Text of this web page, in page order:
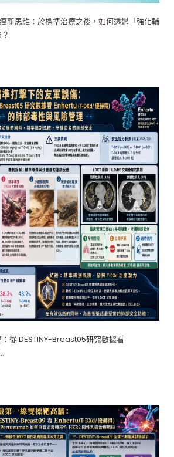
新思維：於標準治療之後，如何透過「強化輔
從 DESTINY-Breast05研究數據看